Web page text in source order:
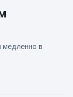
медленно в